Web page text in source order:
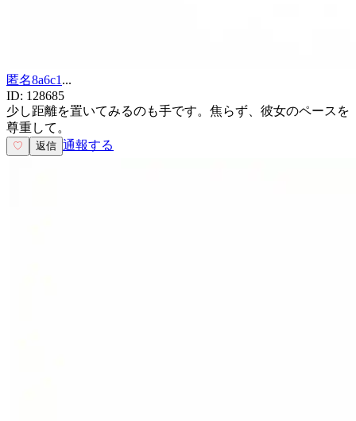
匿名8a6c1 ...
ID: 128685
少し距離を置いてみるのも手です。焦らず、彼女のペースを
尊重して。
♡ 返信 通報する